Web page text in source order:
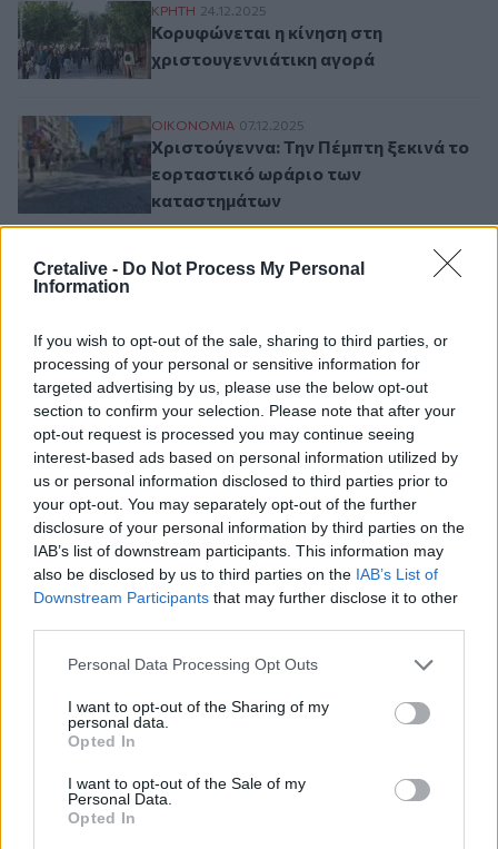
Cretalive - Do Not Process My Personal
Information
If you wish to opt-out of the sale, sharing to third parties, or
processing of your personal or sensitive information for
targeted advertising by us, please use the below opt-out
section to confirm your selection. Please note that after your
opt-out request is processed you may continue seeing
interest-based ads based on personal information utilized by
us or personal information disclosed to third parties prior to
your opt-out. You may separately opt-out of the further
disclosure of your personal information by third parties on the
IAB’s list of downstream participants. This information may
also be disclosed by us to third parties on the IAB’s List of
Downstream Participants that may further disclose it to other
Personal Data Processing Opt Outs
I want to opt-out of the Sharing of my
personal data.
Opted In
I want to opt-out of the Sale of my
Personal Data.
Opted In
Κορυφώνεται η κίνηση στη
ΚΡΗΤΗ 24.12.2025
Κορυφώνεται η κίνηση στη
χριστουγεννιάτικη αγορά
Χριστούγεννα: Την Πέμπτη ξεκινά το
ΟΙΚΟΝΟΜΙΑ 07.12.2025
Χριστούγεννα: Την Πέμπτη ξεκινά το
εορταστικό ωράριο των
καταστημάτων
Ροή ειδήσεων Δημοφιλή
16:00
Ρέθυμνο: Αλλαγές στο πρόγραμμα εκδηλώσεων
«Αποσπερίδες»
15:59
Τελικός Super Cup: Η γιορτή Κρήτης - Μικράς Ασίας πριν
τη σέντρα και ο αποκλεισμός του Συλλόγου
Αλατσατιανών!
Συνεδριάζει η Δημοτική Επιτροπή Αγίου Νικολάου